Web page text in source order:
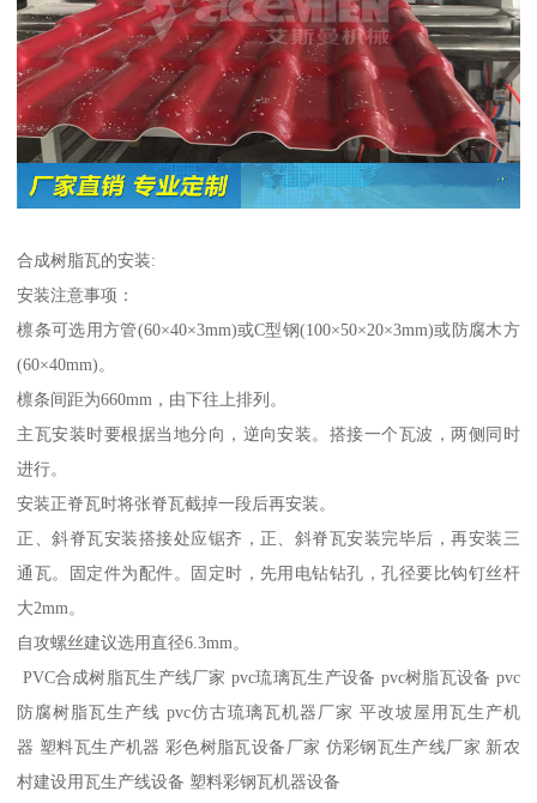
合成树脂瓦的安装:
安装注意事项：
檩条可选用方管(60×40×3mm)或C型钢(100×50×20×3mm)或防腐木方
(60×40mm)。
檩条间距为660mm，由下往上排列。
主瓦安装时要根据当地分向，逆向安装。搭接一个瓦波，两侧同时
进行。
安装正脊瓦时将张脊瓦截掉一段后再安装。
正、斜脊瓦安装搭接处应锯齐，正、斜脊瓦安装完毕后，再安装三
通瓦。固定件为配件。固定时，先用电钻钻孔，孔径要比钩钉丝杆
大2mm。
自攻螺丝建议选用直径6.3mm。
PVC合成树脂瓦生产线厂家 pvc琉璃瓦生产设备 pvc树脂瓦设备 pvc
防腐树脂瓦生产线 pvc仿古琉璃瓦机器厂家 平改坡屋用瓦生产机
器 塑料瓦生产机器 彩色树脂瓦设备厂家 仿彩钢瓦生产线厂家 新农
村建设用瓦生产线设备 塑料彩钢瓦机器设备